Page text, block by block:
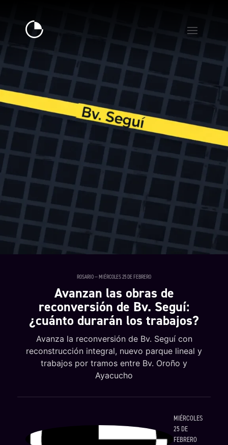
ROSARIO — MIÉRCOLES 25 DE FEBRERO
Avanzan las obras de
reconversión de Bv. Seguí:
¿cuánto durarán los trabajos?
Avanza la reconversión de Bv. Seguí con
reconstrucción integral, nuevo parque lineal y
trabajos por tramos entre Bv. Oroño y
Ayacucho
MIÉRCOLES
25 DE
FEBRERO